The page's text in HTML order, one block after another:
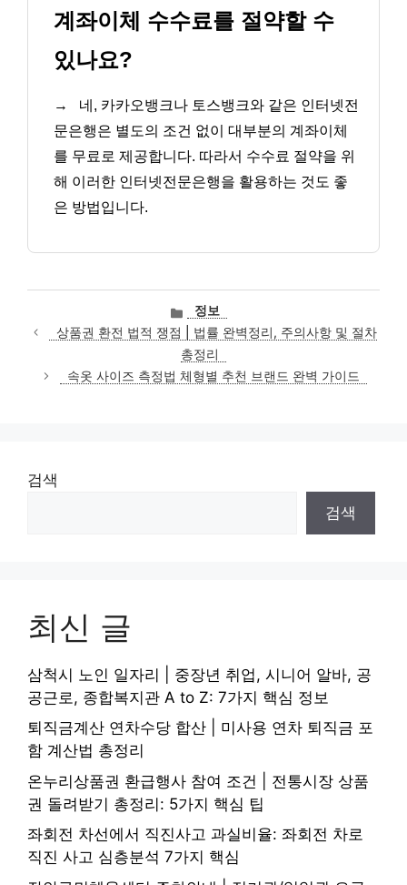
계좌이체 수수료를 절약할 수
있나요?
→
네, 카카오뱅크나 토스뱅크와 같은 인터넷전
문은행은 별도의 조건 없이 대부분의 계좌이체
를 무료로 제공합니다. 따라서 수수료 절약을 위
해 이러한 인터넷전문은행을 활용하는 것도 좋
은 방법입니다.
카
테
고
리
정보
상품권 환전 법적 쟁점 | 법률 완벽정리, 주의사항 및 절차
총정리
속옷 사이즈 측정법 체형별 추천 브랜드 완벽 가이드
검색
검색
최신 글
삼척시 노인 일자리 | 중장년 취업, 시니어 알바, 공
공근로, 종합복지관 A to Z: 7가지 핵심 정보
퇴직금계산 연차수당 합산 | 미사용 연차 퇴직금 포
함 계산법 총정리
온누리상품권 환급행사 참여 조건 | 전통시장 상품
권 돌려받기 총정리: 5가지 핵심 팁
좌회전 차선에서 직진사고 과실비율: 좌회전 차로
직진 사고 심층분석 7가지 핵심